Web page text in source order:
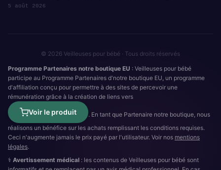
5 août 2026
© 2026 Veilleuses pour bébé · Tous droits réservés
Programme Partenaires notre boutique EU : Veilleuses pour bébé
participe au Programme Partenaires d'notre boutique EU, un programme
d'affiliation conçu pour permettre à des sites de percevoir une
rémunération grâce à la création de liens vers
Voir le produit
. En tant que Partenaire notre boutique, nous
réalisons un bénéfice sur les achats remplissant les conditions requises.
Ceci n'augmente jamais le prix payé par l'utilisateur. Voir nos mentions
légales.
⚕️ Avertissement médical : les contenus de Veilleuses pour bébé sont